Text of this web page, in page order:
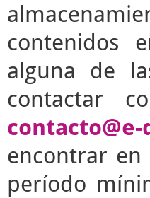
contenidos
alguna de
contactar
encontrar en
período